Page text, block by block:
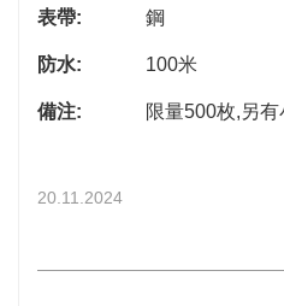
表帶: 鋼
防水: 100米
備注: 限量500枚,另
20.11.2024